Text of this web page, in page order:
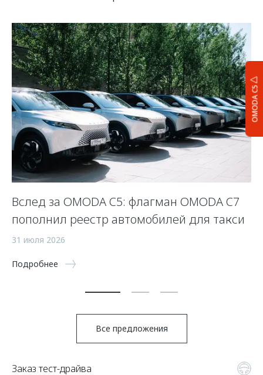
OMODA C5
Вслед за OMODA C5: флагман OMODA C7
пополнил реестр автомобилей для такси
31 июля 2026
Подробнее
Все предложения
Заказ тест-драйва